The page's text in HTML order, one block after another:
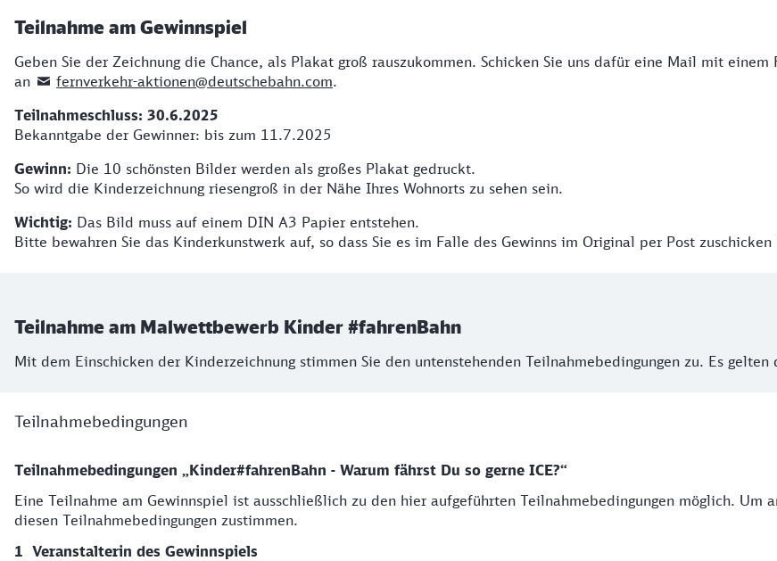
Teilnahme am Gewinnspiel
Geben Sie der Zeichnung die Chance, als Plakat groß rauszukommen. Schicken Sie uns dafür eine Mail mit
an
fernverkehr-aktionen@deutschebahn.com.
Teilnahmeschluss: 30.6.2025
Bekanntgabe der Gewinner: bis zum 11.7.2025
Gewinn: Die 10 schönsten Bilder werden als großes Plakat gedruckt.
So wird die Kinderzeichnung riesengroß in der Nähe Ihres Wohnorts zu sehen sein.
Wichtig: Das Bild muss auf einem DIN A3 Papier entstehen.
Bitte bewahren Sie das Kinderkunstwerk auf, so dass Sie es im Falle des Gewinns im Original per Post zuschicken
Teilnahme am Malwettbewerb Kinder #fahrenBahn
Mit dem Einschicken der Kinderzeichnung stimmen Sie den untenstehenden Teilnahmebedingungen zu. Es gelten
Teilnahmebedingungen
Teilnahmebedingungen
Teilnahmebedingungen „Kinder#fahrenBahn - Warum fährst Du so gerne ICE?“
Eine Teilnahme am Gewinnspiel ist ausschließlich zu den hier aufgeführten Teilnahmebedingungen möglich. Um
diesen Teilnahmebedingungen zustimmen.
Veranstalterin des Gewinnspiels